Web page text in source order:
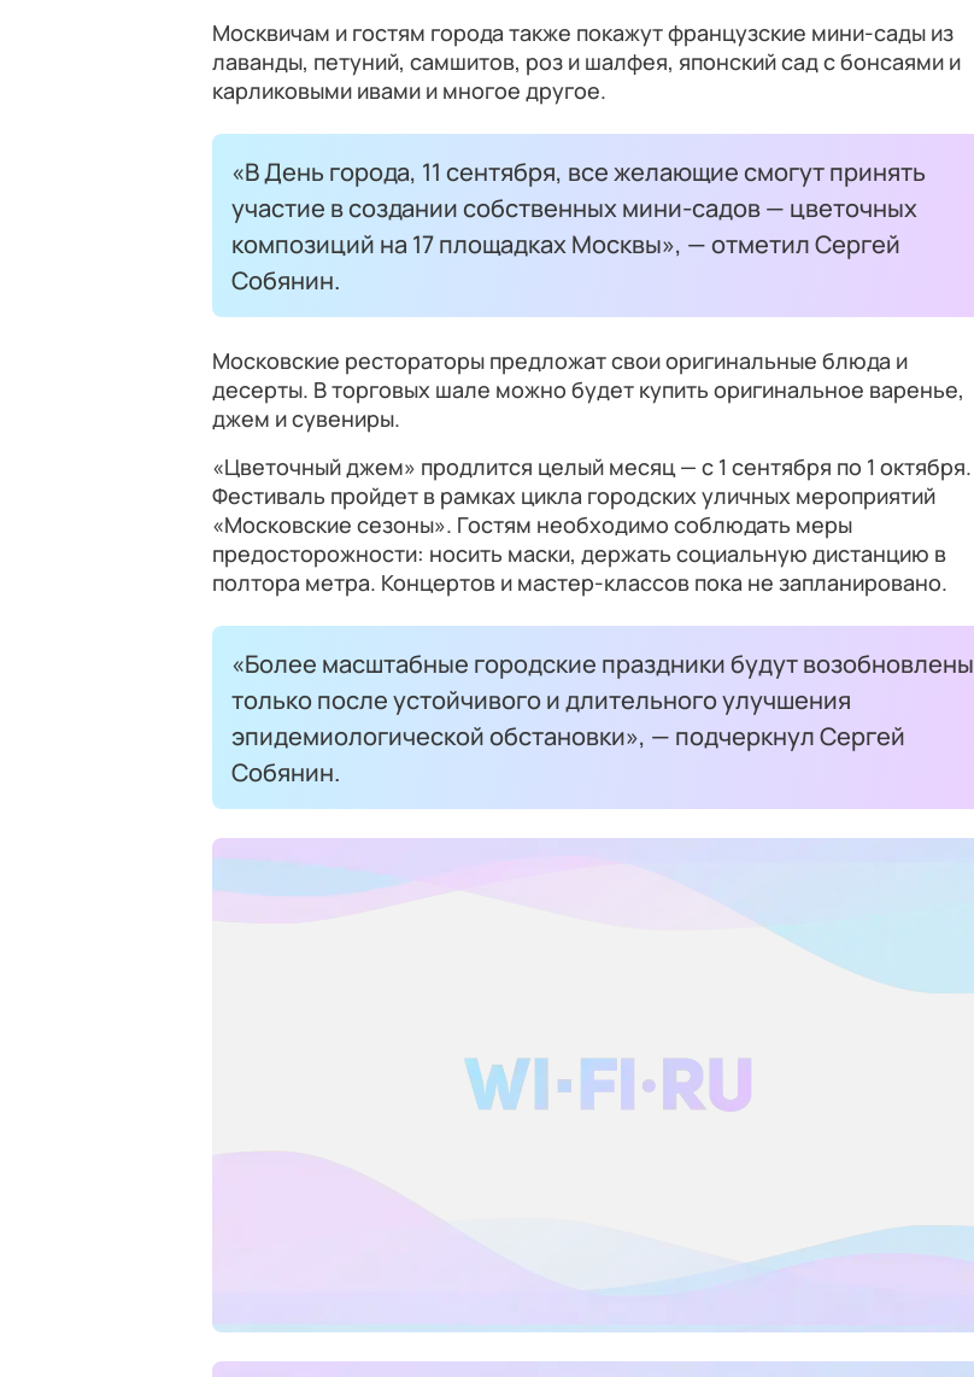
Москвичам и гостям города также покажут французские мини-сады из
лаванды, петуний, самшитов, роз и шалфея, японский сад с бонсаями и
карликовыми ивами и многое другое.
«В День города, 11 сентября, все желающие смогут принять
участие в создании собственных мини-садов — цветочных
композиций на 17 площадках Москвы», — отметил Сергей
Собянин.
Московские рестораторы предложат свои оригинальные блюда и
десерты. В торговых шале можно будет купить оригинальное варенье,
джем и сувениры.
«Цветочный джем» продлится целый месяц — с 1 сентября по 1 октября.
Фестиваль пройдет в рамках цикла городских уличных мероприятий
«Московские сезоны». Гостям необходимо соблюдать меры
предосторожности: носить маски, держать социальную дистанцию в
полтора метра. Концертов и мастер-классов пока не запланировано.
«Более масштабные городские праздники будут возобновлены
только после устойчивого и длительного улучшения
эпидемиологической обстановки», — подчеркнул Сергей
Собянин.